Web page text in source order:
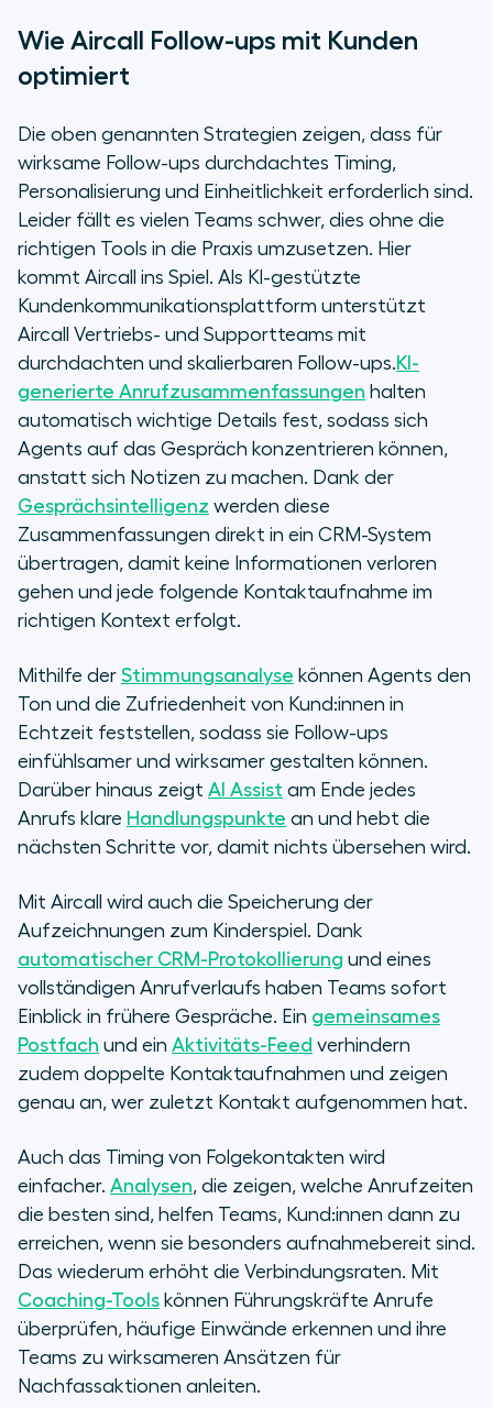
Wie Aircall Follow-ups mit Kunden
optimiert
Die oben genannten Strategien zeigen, dass für
wirksame Follow-ups durchdachtes Timing,
Personalisierung und Einheitlichkeit erforderlich sind.
Leider fällt es vielen Teams schwer, dies ohne die
richtigen Tools in die Praxis umzusetzen. Hier
kommt Aircall ins Spiel. Als KI-gestützte
Kundenkommunikationsplattform unterstützt
Aircall Vertriebs- und Supportteams mit
durchdachten und skalierbaren Follow-ups.KI-
generierte Anrufzusammenfassungen halten
automatisch wichtige Details fest, sodass sich
Agents auf das Gespräch konzentrieren können,
anstatt sich Notizen zu machen. Dank der
Gesprächsintelligenz werden diese
Zusammenfassungen direkt in ein CRM-System
übertragen, damit keine Informationen verloren
gehen und jede folgende Kontaktaufnahme im
richtigen Kontext erfolgt.
Mithilfe der Stimmungsanalyse können Agents den
Ton und die Zufriedenheit von Kund:innen in
Echtzeit feststellen, sodass sie Follow-ups
einfühlsamer und wirksamer gestalten können.
Darüber hinaus zeigt AI Assist am Ende jedes
Anrufs klare Handlungspunkte an und hebt die
nächsten Schritte vor, damit nichts übersehen wird.
Mit Aircall wird auch die Speicherung der
Aufzeichnungen zum Kinderspiel. Dank
automatischer CRM-Protokollierung und eines
vollständigen Anrufverlaufs haben Teams sofort
Einblick in frühere Gespräche. Ein gemeinsames
Postfach und ein Aktivitäts-Feed verhindern
zudem doppelte Kontaktaufnahmen und zeigen
genau an, wer zuletzt Kontakt aufgenommen hat.
Auch das Timing von Folgekontakten wird
einfacher. Analysen, die zeigen, welche Anrufzeiten
die besten sind, helfen Teams, Kund:innen dann zu
erreichen, wenn sie besonders aufnahmebereit sind.
Das wiederum erhöht die Verbindungsraten. Mit
Coaching-Tools können Führungskräfte Anrufe
überprüfen, häufige Einwände erkennen und ihre
Teams zu wirksameren Ansätzen für
Nachfassaktionen anleiten.